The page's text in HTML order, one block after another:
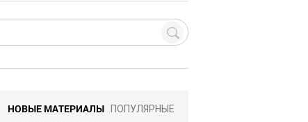
НОВЫЕ МАТЕРИАЛЫ ПОПУЛЯРНЫЕ